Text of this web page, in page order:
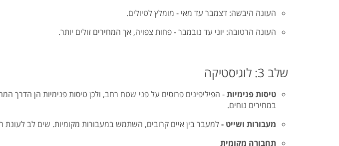
העונה היבשה: דצמבר עד מאי - מומלץ לטיולים.
העונה הרטובה: יוני עד נובמבר - פחות צפויה, אך המחירים זולים יותר.
שלב 3: לוגיסטיקה
טיסות פנימיות
במחירים נוחים.
מעבורות ושייט -למעבר בין איים קרובים, השתמש במעבורות מקומיות. שים לב
תחבורה מקומית